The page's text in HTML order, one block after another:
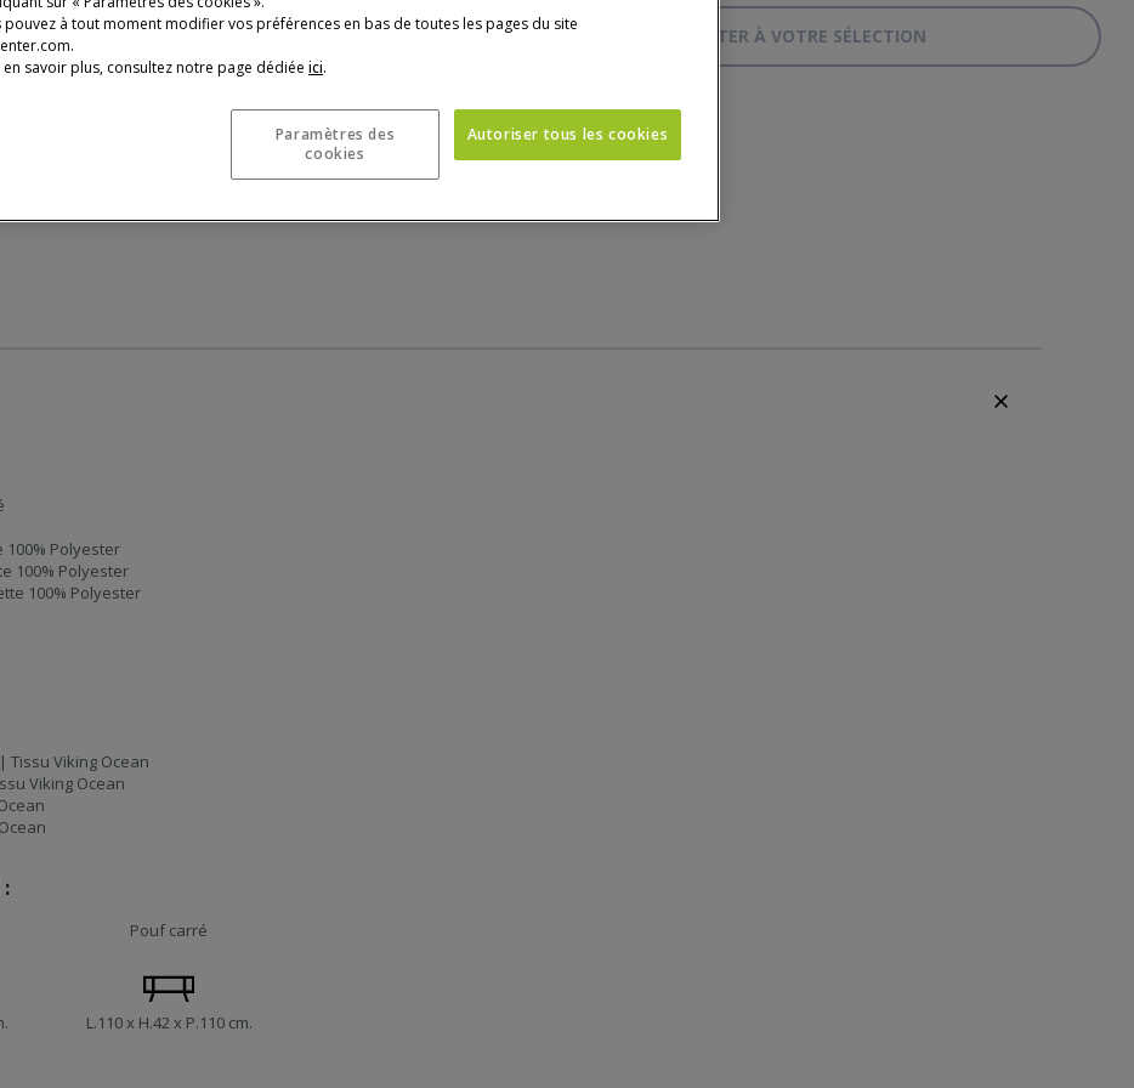
AJOUTER À VOTRE SÉLECTION
CANAPÉ D'ANGLE - ASSISES DOUBLE
Polyester
100% Polyester
100% Polyester
Tissu Viking Ocean
Viking Ocean
:
Pouf carré
L.110 x H.42 x P.110 cm.
pouvez à tout moment modifier vos préférences en bas de toutes les pages du site
en savoir plus, consultez notre page dédiée ici.
Paramètres des
cookies
Autoriser tous les cookies